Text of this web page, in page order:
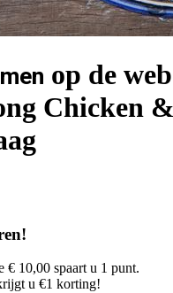
op de
Chicken
€ 10,00 spaart u 1 punt.
u €1 korting!